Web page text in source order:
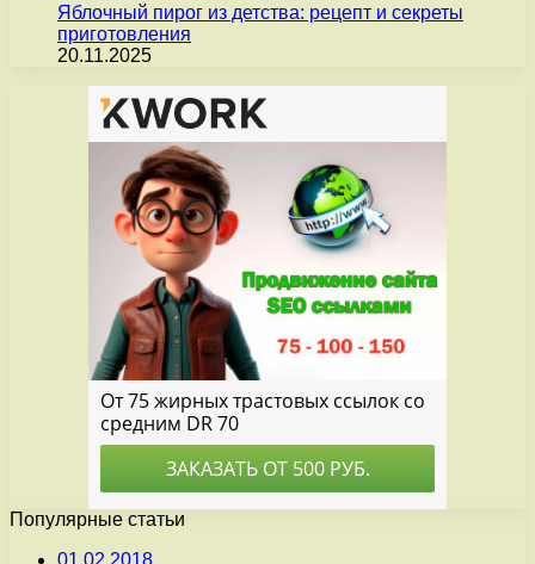
Яблочный пирог из детства: рецепт и секреты
приготовления
20.11.2025
Популярные статьи
01.02.2018